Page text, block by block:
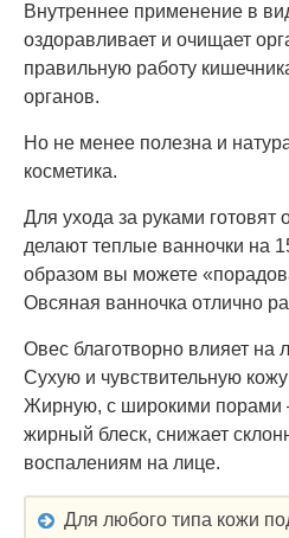
Внутреннее применение в
оздоравливает и очищает
правильную работу
органов.
Но не менее полезна и
косметика.
Для ухода за руками готовят
делают теплые ванночки на
образом вы можете
Овсяная ванночка отлично
Овес благотворно влияет на
Сухую и чувствительную
Жирную, с широкими порами
жирный блеск, снижает
воспалениям на лице.
Для любого типа кожи